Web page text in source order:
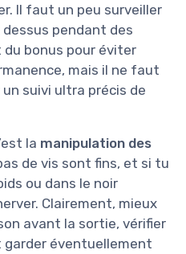
Il faut un peu surveiller
pendant des
du bonus pour éviter
mais il ne faut
suivi ultra précis de
la manipulation des
de vis sont fins, et si tu
ou dans le noir
Clairement, mieux
avant la sortie, vérifier
garder éventuellement